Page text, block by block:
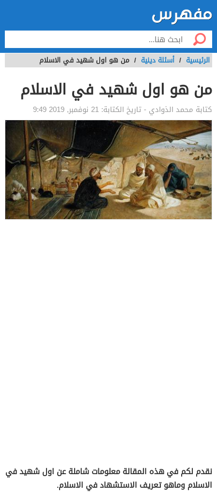
الرئيسية / أسئلة دينية / من هو اول شهيد في الاسلام
من هو اول شهيد في الاسلام
كتابة محمد الذوادي - تاريخ الكتابة: 21 نوفمبر, 2019 9:49
نقدم لكم في هذه المقالة معلومات شاملة عن اول شهيد في
الاسلام وماهو تعريف الاستشهاد في الاسلام.